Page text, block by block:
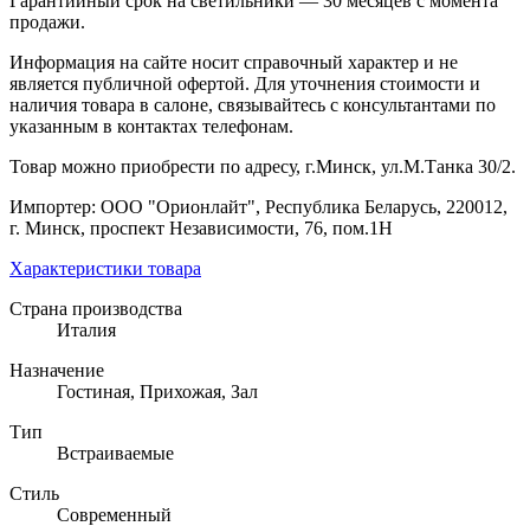
продажи.
Информация на сайте носит справочный характер и не
является публичной офертой. Для уточнения стоимости и
наличия товара в салоне, связывайтесь с консультантами по
указанным в контактах телефонам.
Товар можно приобрести по адресу, г.Минск, ул.М.Танка 30/2.
Импортер: ООО "Орионлайт", Республика Беларусь, 220012,
г. Минск, проспект Независимости, 76, пом.1Н
Характеристики товара
Страна производства
Италия
Назначение
Гостиная, Прихожая, Зал
Тип
Встраиваемые
Стиль
Современный